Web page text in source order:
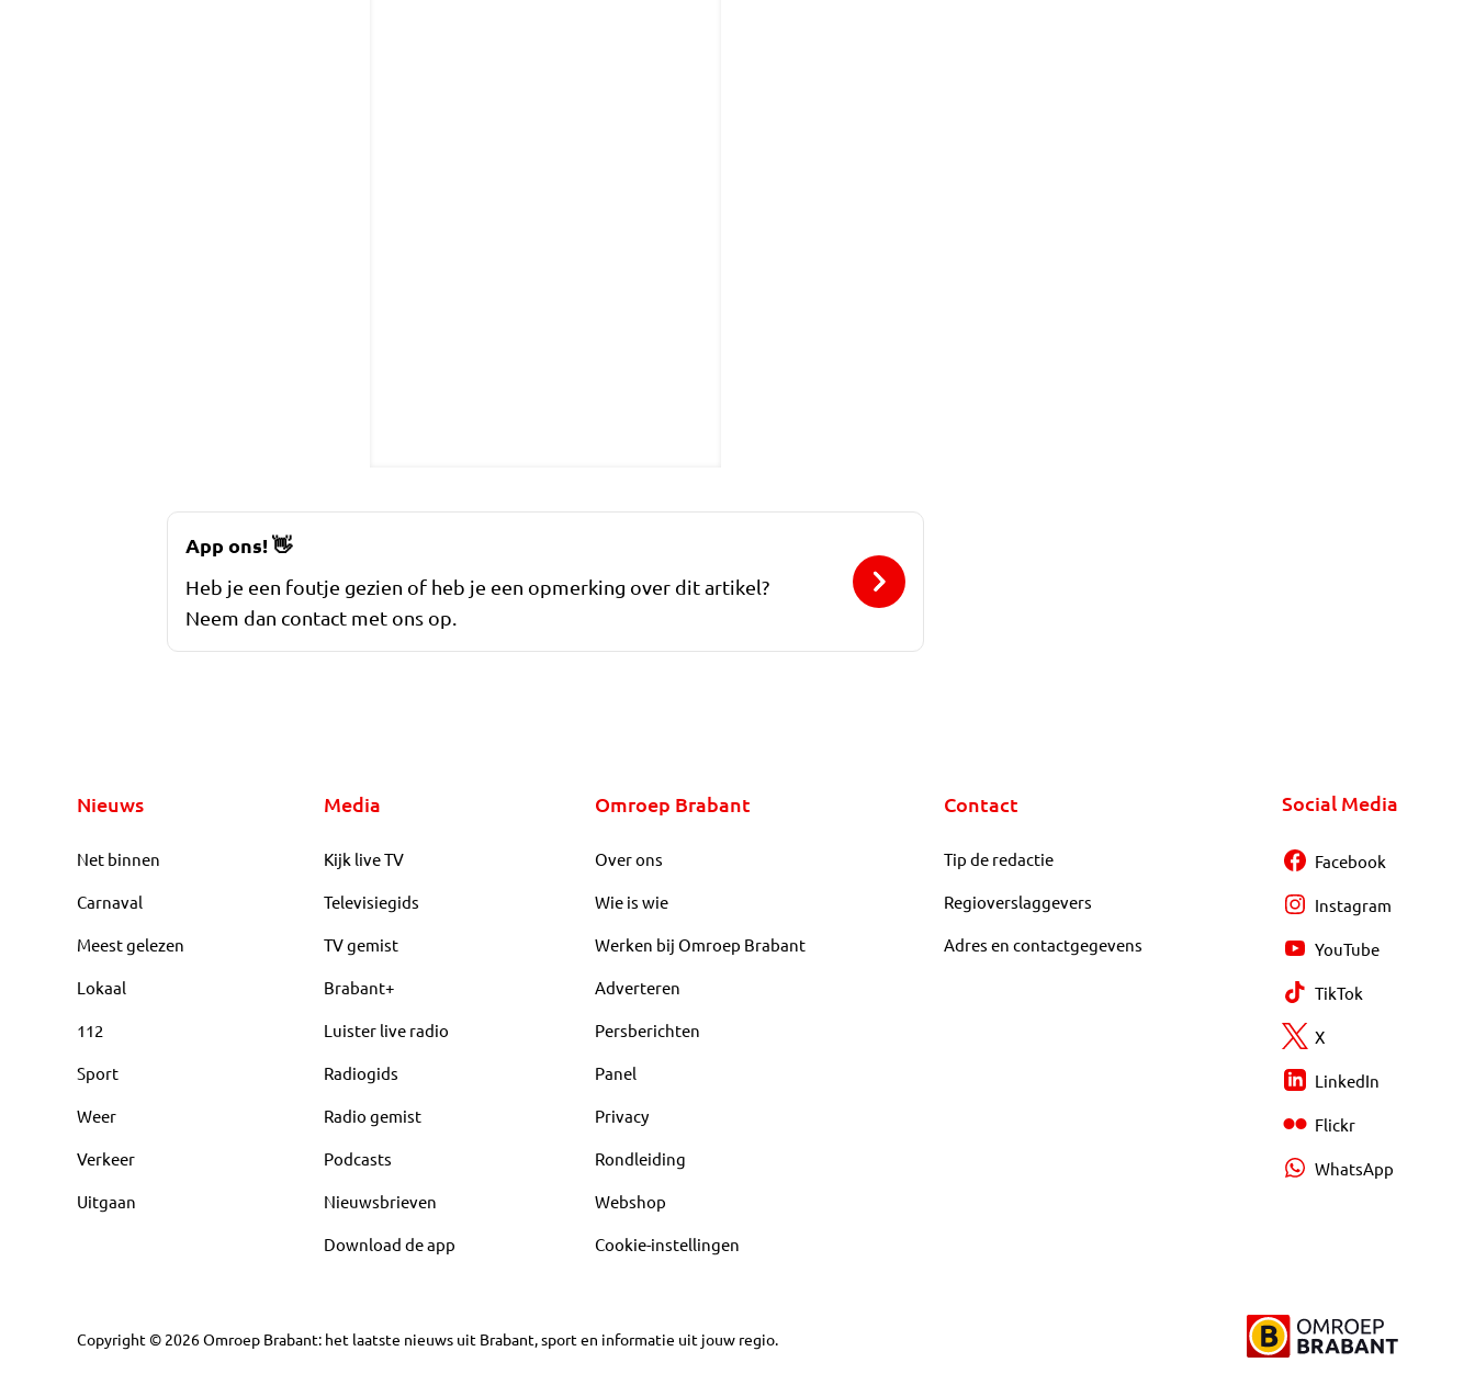
App ons!👋
Heb je een foutje gezien of heb je een opmerking over dit artikel?
Neem dan contact met ons op.
Nieuws
Net binnen
Carnaval
Meest gelezen
Lokaal
112
Sport
Weer
Verkeer
Uitgaan
Media
Kijk live TV
Televisiegids
TV gemist
Brabant+
Luister live radio
Radiogids
Radio gemist
Podcasts
Nieuwsbrieven
Download de app
Omroep Brabant
Over ons
Wie is wie
Werken bij Omroep Brabant
Adverteren
Persberichten
Panel
Privacy
Rondleiding
Webshop
Cookie-instellingen
Contact
Tip de redactie
Regioverslaggevers
Adres en contactgegevens
Social Media
Facebook
Instagram
YouTube
TikTok
X
LinkedIn
Flickr
WhatsApp
Copyright © 2026Omroep Brabant: het laatste nieuws uit Brabant, sport en informatie uit jouw regio.